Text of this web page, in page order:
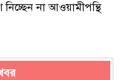
না আওয়ামীপন্থি